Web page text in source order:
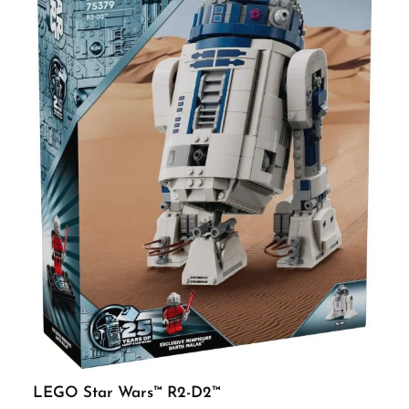
Hilfe der LEGO® Technic CONTROL+ App steuern lassen. - Der LEGO® Technic
4x4 Mercedes-Benz Zetros Offroad-Truck (42129) steckt voller authentischer
Details wie der funktionierenden Federung an allen 4 Rädern, dem detailgetreuen
Getriebe und der Differenzialsperre. - Aufkleber mit Motorsportmotiven und 2
Feuerlöscher zählen zu den realistischen Designelementen. Markiere eine
Hindernisstrecke mit den Flaggen und stell das Können des LKW in
unterschiedlichem Gelände auf die Probe. - Das tolle Set lässt Erwachsene und
Kinder ab 12 Jahren wunderbar miteinander bauen und spielen. Außerdem ist das
Modell ein tolles Spielzeug für junge LEGO® Baumeister, die sich auf ein
anspruchsvolles Bauerlebnis freuen. - Das Spielzeug-LKW ist 21 cm hoch, 48 cm
lang und 19 cm breit. - 6 AA-Batterien sind erforderlich (nicht enthalten). Die
Batteriebox lässt sich mühelos entnehmen. Das erleichtert den Batteriewechsel. -
Dieser fern- und appgesteuerte LEGO® Technic LKW wird von einem Bluetooth®-
gesteuerten Smarthub, 3 großen Motoren und einem mittleren Motor angetrieben,
die diesem Set beiliegen. - LEGO® Technic Bauspielzeuge bieten LEGO Fans, die
schon der nächsten Bauherausforderung entgegenfiebern, ein anspruchsvolles
Bauerlebnis. - LEGO® Technic Elemente entsprechen bereits seit 1958 strengen
Branchenstandards,damit sie einheitlich und kompatibel sind und sich jedes Mal
zuverlässig zusammenstecken lassen. - LEGO® Technic Elemente werden Fall-,
Hitze-, Druck- und Torsionstests unterzogen und analysiert, damit sie strenge
globale Sicherheitsstandards erfüllen. Hinweis: Altersempfehlung: ab 12+ Jahren
Teile: 2110 Sicherheitshinweis: ACHTUNG! Erstickungsgefahr. Verschluckbare
Kleinteile. Vorteile auf einen Blick: Durchdachte Konstruktion und hochwertige
Verarbeitung Kompatibel mit gängigen Modellbausystemen Ideal für Einsteiger
und erfahrene Modellbauer ACHTUNG! Benutzung unter unmittelbarer Aufsicht
von Erwachsenen
LEGO Star Wars™ R2-D2™